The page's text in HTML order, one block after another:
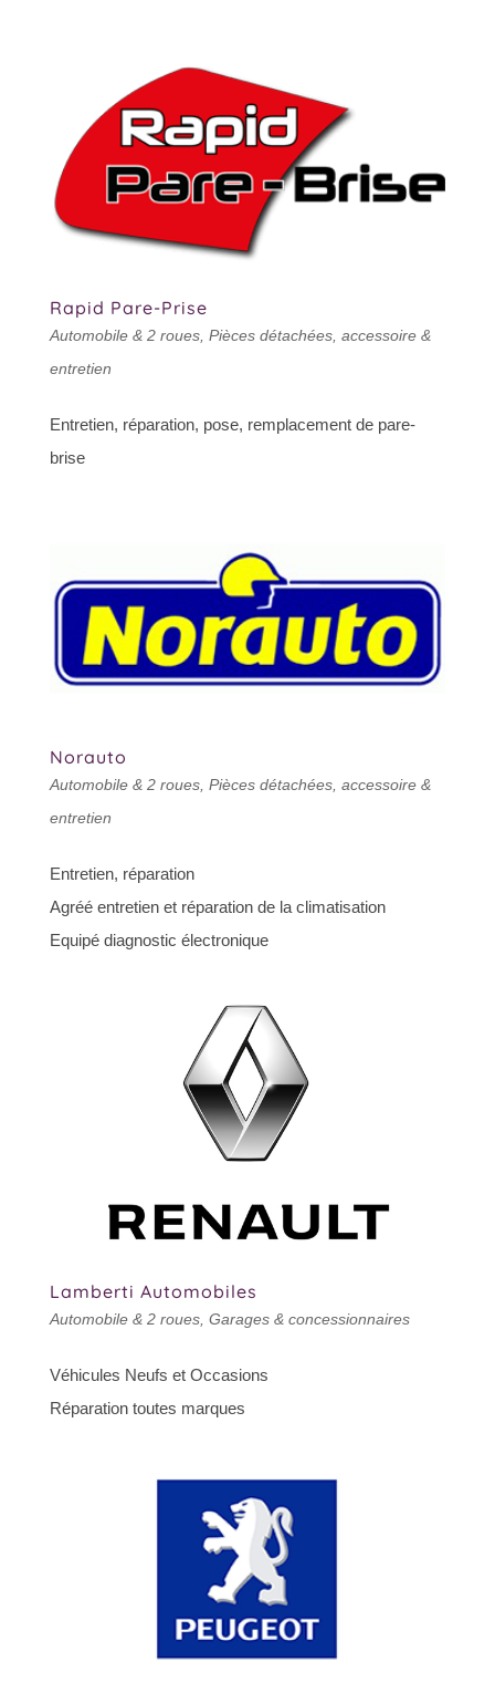
Rapid Pare-Prise
Automobile & 2 roues, Pièces détachées, accessoire &
entretien
Entretien, réparation, pose, remplacement de pare-
brise
Norauto
Automobile & 2 roues, Pièces détachées, accessoire &
entretien
Entretien, réparation
Agréé entretien et réparation de la climatisation
Equipé diagnostic électronique
Lamberti Automobiles
Automobile & 2 roues, Garages & concessionnaires
Véhicules Neufs et Occasions
Réparation toutes marques